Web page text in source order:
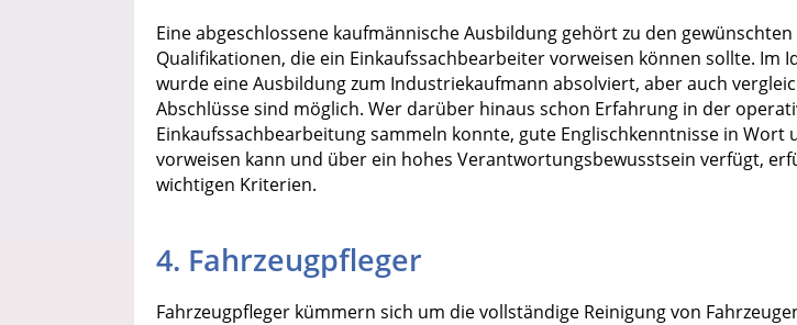
Eine abgeschlossene kaufmännische Ausbildung gehört zu den gewünschten
Qualifikationen, die ein Einkaufssachbearbeiter vorweisen können sollte. Im
wurde eine Ausbildung zum Industriekaufmann absolviert, aber auch
Abschlüsse sind möglich. Wer darüber hinaus schon Erfahrung in der
Einkaufssachbearbeitung sammeln konnte, gute Englischkenntnisse in Wort
vorweisen kann und über ein hohes Verantwortungsbewusstsein verfügt,
wichtigen Kriterien.
4. Fahrzeugpfleger
Fahrzeugpfleger kümmern sich um die vollständige Reinigung von
Produkttester werden